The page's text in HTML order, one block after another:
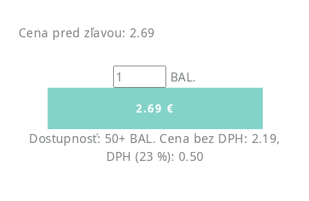
Cena pred zľavou: 2.69
BAL.
Dostupnosť: 50+ BAL. Cena bez DPH: 2.19,
DPH (23 %): 0.50